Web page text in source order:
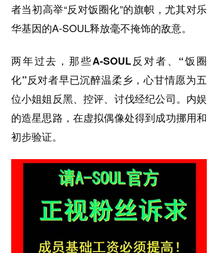
者当初高举“反对饭圈化”的旗帜，尤其对乐
华基因的A-SOUL释放毫不掩饰的敌意。
两年过去，那些A-SOUL反对者、“饭圈
化”反对者早已沉醉温柔乡，心甘情愿为五
位小姐姐反黑、控评、讨伐经纪公司。 内娱
的造星思路，在虚拟偶像处得到成功挪用和
初步验证。